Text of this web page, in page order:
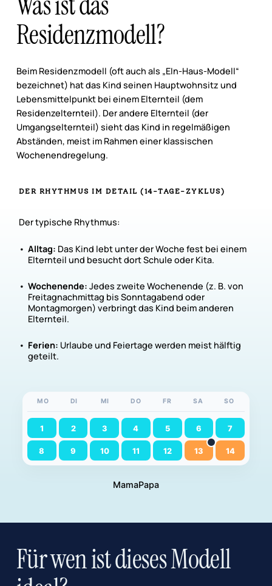
Residenzmodell?
Beim Residenzmodell (oft auch als „EIn-Haus-Modell“
bezeichnet) hat das Kind seinen Hauptwohnsitz und
Lebensmittelpunkt bei einem Elternteil (dem
Residenzelternteil). Der andere Elternteil (der
Umgangselternteil) sieht das Kind in regelmäßigen
Abständen, meist im Rahmen einer klassischen
Wochenendregelung.
DER RHYTHMUS IM DETAIL (14-TAGE-ZYKLUS)
Der typische Rhythmus:
Alltag: Das Kind lebt unter der Woche fest bei einem
Elternteil und besucht dort Schule oder Kita.
Wochenende: Jedes zweite Wochenende (z. B. von
Freitagnachmittag bis Sonntagabend oder
Montagmorgen) verbringt das Kind beim anderen
Elternteil.
Ferien: Urlaube und Feiertage werden meist hälftig
geteilt.
MO DI MI DO FR SA SO
1 2 3 4 5 6 7
8 9 10 11 12 13 14
MamaPapa
Für wen ist dieses Modell